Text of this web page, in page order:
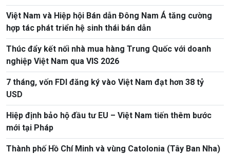
Việt Nam và Hiệp hội Bán dẫn Đông Nam Á tăng cường
hợp tác phát triển hệ sinh thái bán dẫn
Thúc đẩy kết nối nhà mua hàng Trung Quốc với doanh
nghiệp Việt Nam qua VIS 2026
7 tháng, vốn FDI đăng ký vào Việt Nam đạt hơn 38 tỷ
USD
Hiệp định bảo hộ đầu tư EU – Việt Nam tiến thêm bước
mới tại Pháp
Thành phố Hồ Chí Minh và vùng Catolonia (Tây Ban Nha)